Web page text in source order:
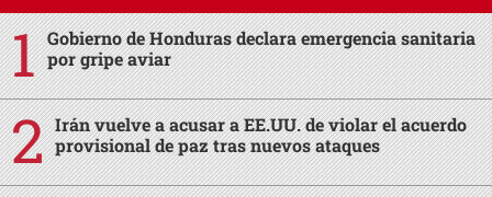
Gobierno de Honduras declara emergencia sanitaria
por gripe aviar
Irán vuelve a acusar a EE.UU. de violar el acuerdo
provisional de paz tras nuevos ataques